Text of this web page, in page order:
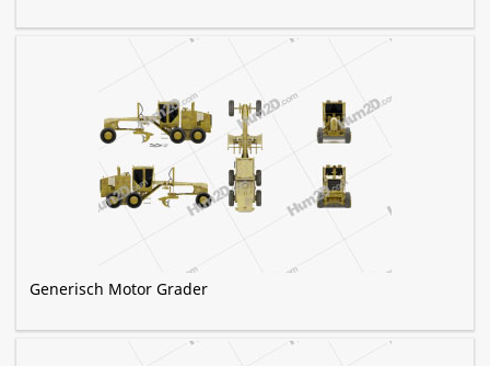
Generisch Motor Grader